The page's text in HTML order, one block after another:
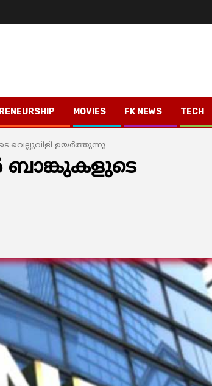
MOVIES FK NEWS TECH
വെല്ലുവിളി ഉയര്‍ത്തുന്നു
ബാങ്കുകളുടെ